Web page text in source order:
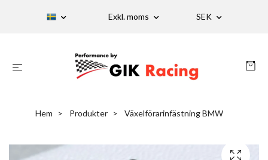
Exkl. moms SEK
Hem Produkter Växelförarinfästning BMW